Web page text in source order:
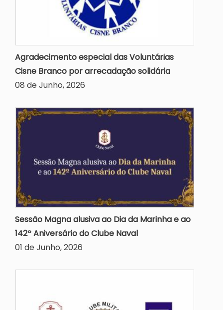
Agradecimento especial das Voluntárias
Cisne Branco por arrecadação solidária
08 de Junho, 2026
Sessão Magna alusiva ao Dia da Marinha e ao
142º Aniversário do Clube Naval
01 de Junho, 2026